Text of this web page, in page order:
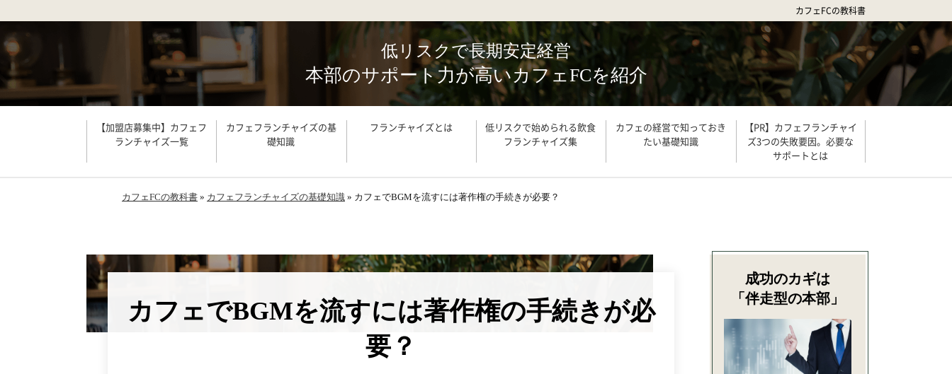
カフェFCの教科書
低リスクで⻑期安定経営
本部のサポート⼒が⾼いカフェFCを紹介
【加盟店募集中】カフェフ
ランチャイズ一覧
カフェフランチャイズの基
礎知識
フランチャイズとは
低リスクで始められる飲食
フランチャイズ集
カフェの経営で知っておき
たい基礎知識
【PR】カフェフランチャイ
ズ3つの失敗要因。必要な
サポートとは
カフェFCの教科書 » カフェフランチャイズの基礎知識 » カフェでBGMを流すには著作権の手続きが必要？
カフェでBGMを流すには著作権の手続きが必
要？
成功のカギは
「伴走型の本部」